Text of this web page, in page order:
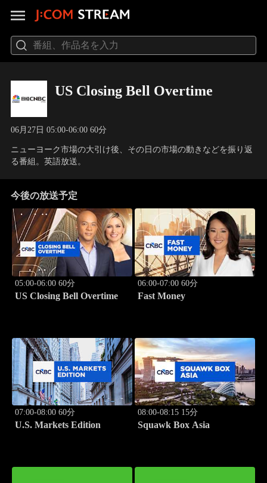
US Closing Bell Overtime
06月27日 05:00-06:00 60分
ニューヨーク市場の大引け後、その日の市場の動きなどを振り返
る番組。英語放送。
今後の放送予定
05:00-06:00 60分
US Closing Bell Overtime
06:00-07:00 60分
Fast Money
07:00-08:00 60分
U.S. Markets Edition
08:00-08:15 15分
Squawk Box Asia